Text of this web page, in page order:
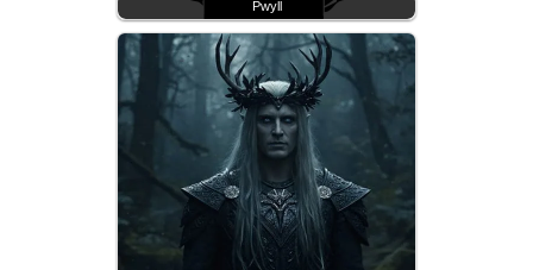
Pwyll